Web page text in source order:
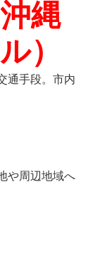
縄
）
通手段。市内
や周辺地域へ